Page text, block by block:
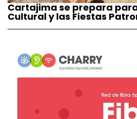
Cartajima se prepara
Cultural y las Fiestas